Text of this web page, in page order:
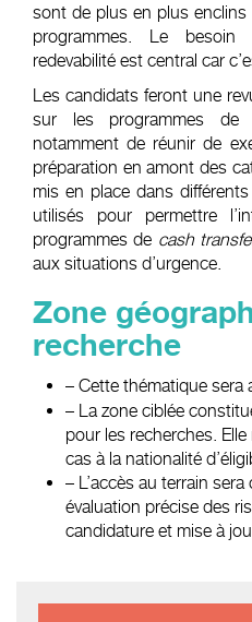
sont de plus en plus
programmes. Le
redevabilité est central car
Les candidats feront une
sur les programmes de
notamment de réunir de
préparation en amont des
mis en place dans
utilisés pour permettre
programmes de cash
aux situations d’urgence.
Zone
recherche
– Cette thématique sera
– La zone ciblée
pour les recherches.
cas à la nationalité
– L’accès au terrain
évaluation précise des
candidature et mise à